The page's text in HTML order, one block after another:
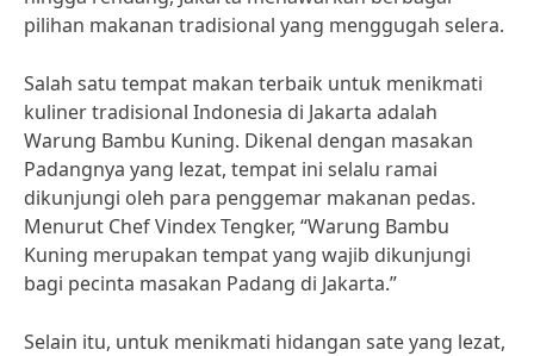
pilihan makanan tradisional yang menggugah selera.
Salah satu tempat makan terbaik untuk menikmati
kuliner tradisional Indonesia di Jakarta adalah
Warung Bambu Kuning. Dikenal dengan masakan
Padangnya yang lezat, tempat ini selalu ramai
dikunjungi oleh para penggemar makanan pedas.
Menurut Chef Vindex Tengker, “Warung Bambu
Kuning merupakan tempat yang wajib dikunjungi
bagi pecinta masakan Padang di Jakarta.”
Selain itu, untuk menikmati hidangan sate yang lezat,